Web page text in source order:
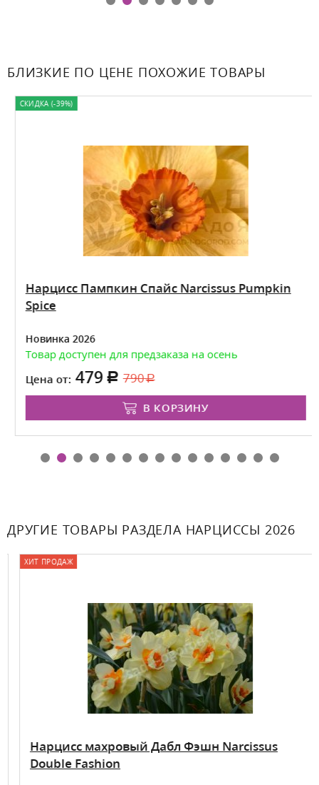
БЛИЗКИЕ ПО ЦЕНЕ ПОХОЖИЕ ТОВАРЫ
СКИДКА (-39%)
Нарцисс Пампкин Спайс Narcissus Pumpkin
Spice
Новинка 2026
Товар доступен для предзаказа на осень
Цена от: 479 790
В КОРЗИНУ
ДРУГИЕ ТОВАРЫ РАЗДЕЛА НАРЦИССЫ 2026
ХИТ ПРОДАЖ
Нарцисс махровый Дабл Фэшн Narcissus
Double Fashion